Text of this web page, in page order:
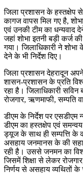
जिला प्रशासन के हस्तक्षेप
कागज वापस मिल गए है,
एवं उनकी टीम का धन्यवाद
जहां शोभा इतनी बड़ी कर्ज
गया। जिलाधिकारी ने
देने के भी निर्देश दिए।
जिला प्रशासन देहरादून
शासन-प्रशासन के प्रति
रहा है। जिलाधिकारी
रोजगार, ऋणमाफी, सम्पति
डीएम के निर्देश पर एसडीएम
डीएम का हस्तक्षेप एवं
ड्यूज के साथ ही सम्पत्ति के
असहाय जनमानस के की
रही है। उससे जनमन का
जिसमें शिक्षा से लेकर
निर्णय से असहाय व्यथितों